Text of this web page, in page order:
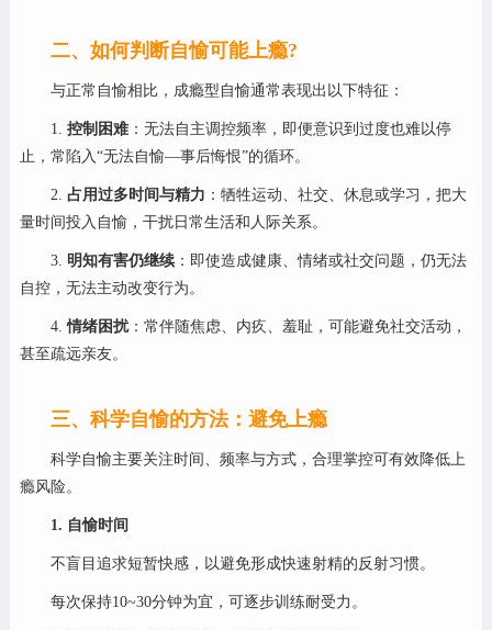
二、如何判断自愉可能上瘾?
与正常自愉相比，成瘾型自愉通常表现出以下特征：
1. 控制困难：无法自主调控频率，即便意识到过度也难以停
止，常陷入“无法自愉—事后悔恨”的循环。
2. 占用过多时间与精力 ：牺牲运动、社交、休息或学习，把大
量时间投入自愉，干扰日常生活和人际关系。
3. 明知有害仍继续：即使造成健康、情绪或社交问题，仍无法
自控，无法主动改变行为。
4.情绪困扰：常伴随焦虑、内疚、羞耻，可能避免社交活动，
甚至疏远亲友。
三、科学自愉的方法：避免上瘾
科学自愉主要关注时间、频率与方式，合理掌控可有效降低上
瘾风险。
1. 自愉时间
不盲目追求短暂快感，以避免形成快速射精的反射习惯。
每次保持10~30分钟为宜，可逐步训练耐受力。